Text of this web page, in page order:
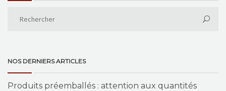
NOS DERNIERS ARTICLES
Produits préemballés : attention aux quantités